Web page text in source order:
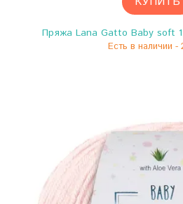
Пряжа Lana Gatto Baby soft
Есть в наличии